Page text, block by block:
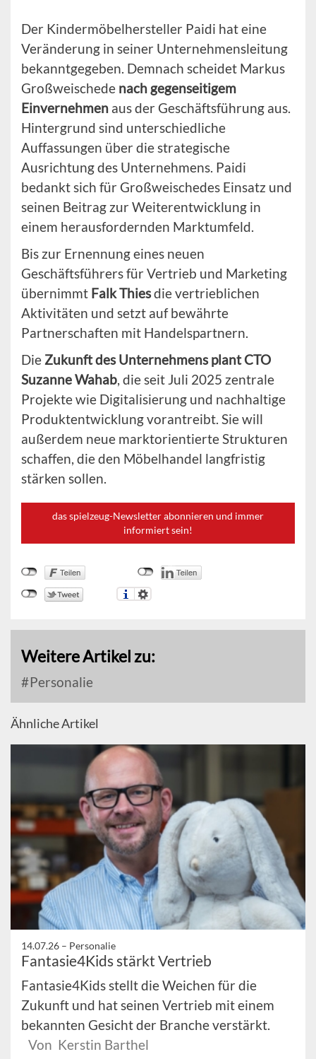
Der Kindermöbelhersteller Paidi hat eine
Veränderung in seiner Unternehmensleitung
bekanntgegeben. Demnach scheidet Markus
Großweischede nach gegenseitigem
Einvernehmen aus der Geschäftsführung aus.
Hintergrund sind unterschiedliche
Auffassungen über die strategische
Ausrichtung des Unternehmens. Paidi
bedankt sich für Großweischedes Einsatz und
seinen Beitrag zur Weiterentwicklung in
einem herausfordernden Marktumfeld.
Bis zur Ernennung eines neuen
Geschäftsführers für Vertrieb und Marketing
übernimmt Falk Thiesdie vertrieblichen
Aktivitäten und setzt auf bewährte
Partnerschaften mit Handelspartnern.
Die Zukunft des Unternehmens plant CTO
Suzanne Wahab, die seit Juli 2025 zentrale
Projekte wie Digitalisierung und nachhaltige
Produktentwicklung vorantreibt. Sie will
außerdem neue marktorientierte Strukturen
schaffen, die den Möbelhandel langfristig
stärken sollen.
das spielzeug-Newsletter abonnieren und immer
informiert sein!
Weitere Artikel zu:
Personalie
Ähnliche Artikel
14.07.26 – Personalie
Fantasie4Kids stärkt Vertrieb
Fantasie4Kids stellt die Weichen für die
Zukunft und hat seinen Vertrieb mit einem
bekannten Gesicht der Branche verstärkt.
Von Kerstin Barthel